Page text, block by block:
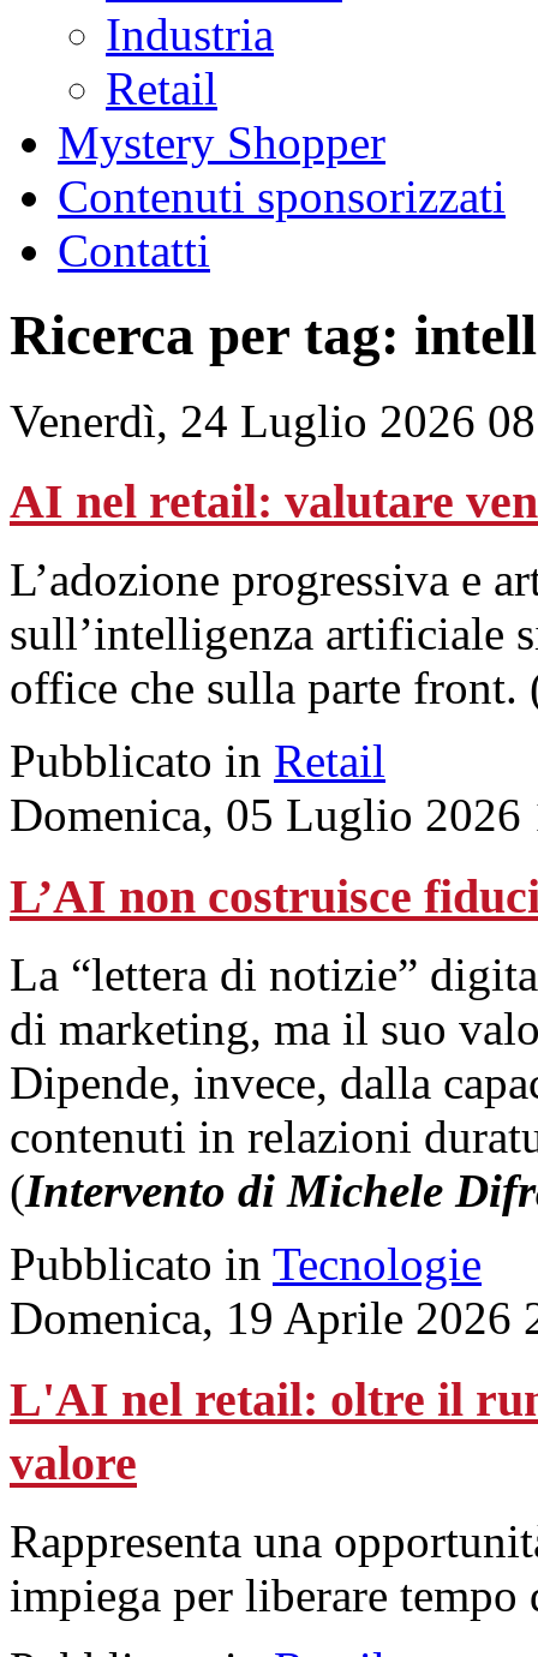
Industria
Retail
Mystery Shopper
Contenuti sponsorizzati
Contatti
Ricerca per tag:
Venerdì, 24 Luglio 2026
AI nel retail: valutare
L’adozione progressiva e
sull’intelligenza artificiale
office che sulla parte
Pubblicato in Retail
Domenica, 05 Luglio 2026
L’AI non costruisce
La “lettera di notizie”
di marketing, ma il suo
Dipende, invece, dalla
contenuti in relazioni
(Intervento di Michele
Pubblicato in Tecnologie
Domenica, 19 Aprile 2026
L'AI nel retail: oltre il
valore
Rappresenta una
impiega per liberare